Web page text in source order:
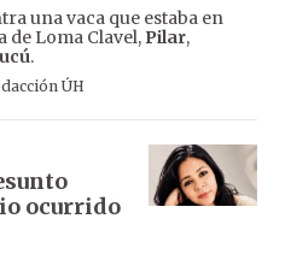
una vaca que estaba en
de Loma Clavel, Pilar,
.
ÚH
ocurrido